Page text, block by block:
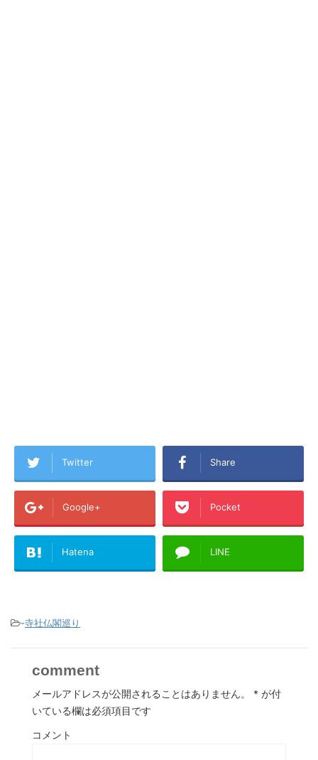
Twitter Share
Google+ Pocket
Hatena LINE
-寺社仏閣巡り
comment
メールアドレスが公開されることはありません。 * が付
いている欄は必須項目です
コメント